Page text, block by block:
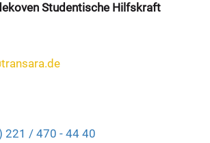
Studentische Hilfskraft
221 / 470 - 44 40